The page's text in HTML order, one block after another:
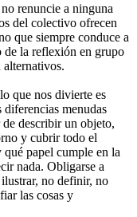
renuncie a ninguna
del colectivo ofrecen
que siempre conduce a
de la reflexión en grupo
alternativos.
que nos divierte es
diferencias menudas
de describir un objeto,
y cubrir todo el
qué papel cumple en la
nada. Obligarse a
no definir, no
las cosas y